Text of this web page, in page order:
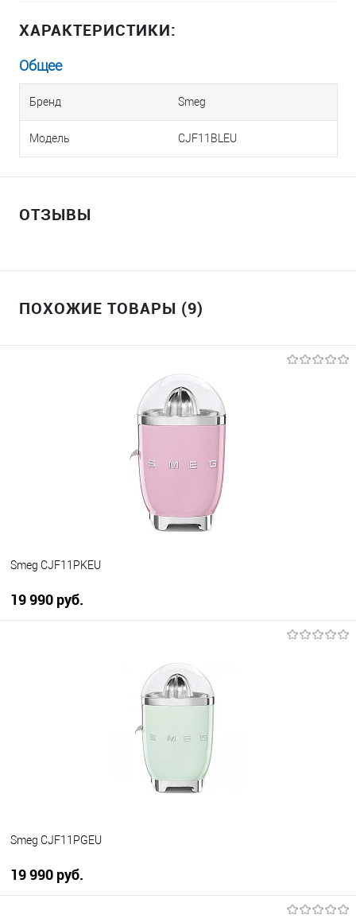
ХАРАКТЕРИСТИКИ:
Общее
Бренд Smeg
Модель CJF11BLEU
ОТЗЫВЫ
ПОХОЖИЕ ТОВАРЫ (9)
Smeg CJF11PKEU
19 990 руб.
Smeg CJF11PGEU
19 990 руб.